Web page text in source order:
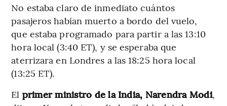
No estaba claro de inmediato cuántos
pasajeros habían muerto a bordo del vuelo,
que estaba programado para partir a las 13:10
hora local (3:40 ET), y se esperaba que
aterrizara en Londres a las 18:25 hora local
(13:25 ET).
El primer ministro de la India, Narendra Modi,